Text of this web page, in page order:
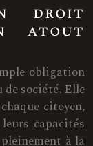
droit
atout
obligation
société. Elle
citoyen,
capacités
à la